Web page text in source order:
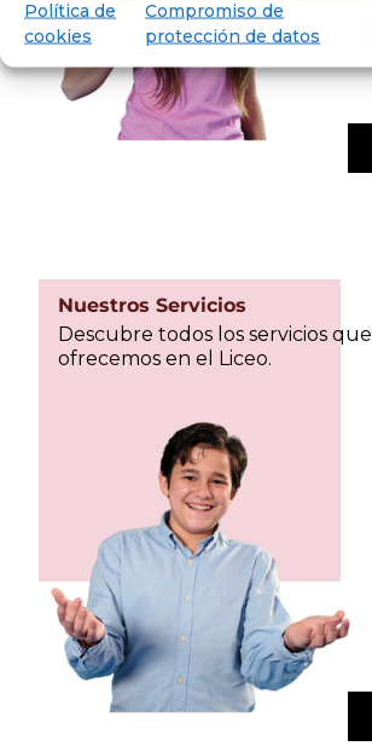
Política de
cookies
Compromiso de
protección de datos
Nuestros Servicios
Descubre todos los servicios que
ofrecemos en el Liceo.